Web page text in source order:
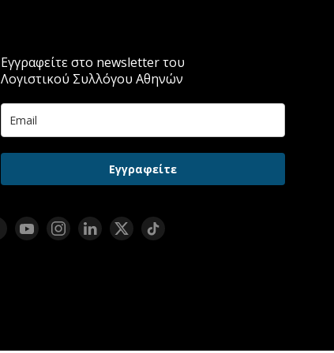
Εγγραφείτε στο newsletter του
Λογιστικού Συλλόγου Αθηνών
Εγγραφείτε